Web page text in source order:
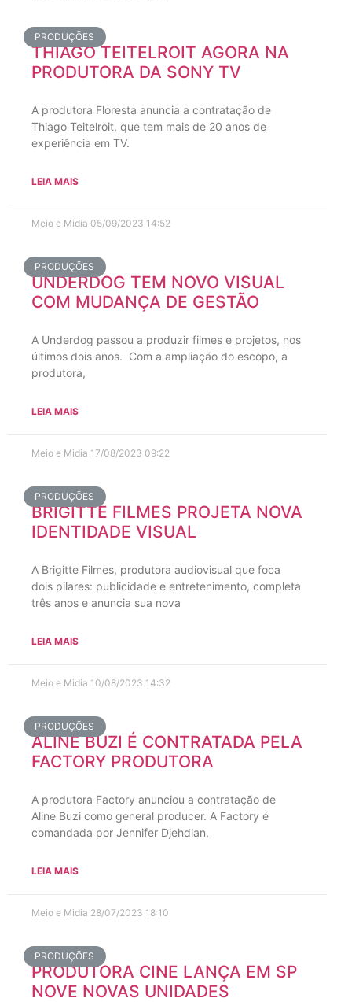
PRODUÇÕES
THIAGO TEITELROIT AGORA NA
PRODUTORA DA SONY TV
A produtora Floresta anuncia a contratação de
Thiago Teitelroit, que tem mais de 20 anos de
experiência em TV.
LEIA MAIS
Meio e Midia 05/09/2023 14:52
PRODUÇÕES
UNDERDOG TEM NOVO VISUAL
COM MUDANÇA DE GESTÃO
A Underdog passou a produzir filmes e projetos, nos
últimos dois anos. Com a ampliação do escopo, a
produtora,
LEIA MAIS
Meio e Midia 17/08/2023 09:22
PRODUÇÕES
BRIGITTE FILMES PROJETA NOVA
IDENTIDADE VISUAL
A Brigitte Filmes, produtora audiovisual que foca
dois pilares: publicidade e entretenimento, completa
três anos e anuncia sua nova
LEIA MAIS
Meio e Midia 10/08/2023 14:32
PRODUÇÕES
ALINE BUZI É CONTRATADA PELA
FACTORY PRODUTORA
A produtora Factory anunciou a contratação de
Aline Buzi como general producer. A Factory é
comandada por Jennifer Djehdian,
LEIA MAIS
Meio e Midia 28/07/2023 18:10
PRODUÇÕES
PRODUTORA CINE LANÇA EM SP
NOVE NOVAS UNIDADES